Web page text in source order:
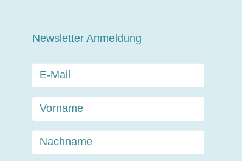
Newsletter Anmeldung